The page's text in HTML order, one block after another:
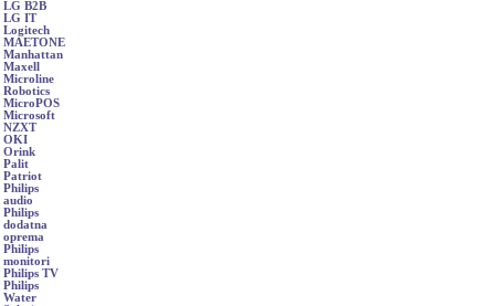
LG B2B
LG IT
Logitech
MAETONE
Manhattan
Maxell
Microline
Robotics
MicroPOS
Microsoft
NZXT
OKI
Orink
Palit
Patriot
Philips
audio
Philips
dodatna
oprema
Philips
monitori
Philips TV
Philips
Water